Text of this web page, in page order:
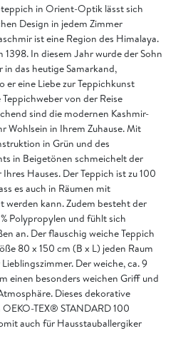
in Orient-Optik lässt sich
Design in jedem Zimmer
ist eine Region des Himalaya.
1398. In diesem Jahr wurde der Sohn
in das heutige Samarkand,
er eine Liebe zur Teppichkunst
von der Reise
sind die modernen Kashmir-
Wohlsein in Ihrem Zuhause. Mit
in Grün und des
in Beigetönen schmeichelt der
Hauses. Der Teppich ist zu 100
es auch in Räumen mit
werden kann. Zudem besteht der
Polypropylen und fühlt sich
an. Der flauschig weiche Teppich
80 x 150 cm (B x L) jeden Raum
Der weiche, ca. 9
einen besonders weichen Griff und
Dieses dekorative
TEX® STANDARD 100
auch für Hausstauballergiker